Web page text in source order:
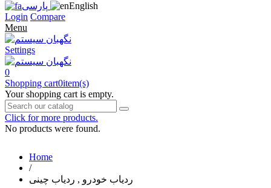
پارسی
English
Login Compare
Menu
Settings
0
Shopping cart0item(s)
Your shopping cart is empty.
Click for more products.
No products were found.
Home
/
ردیاب خودرو , ردیاب چینی